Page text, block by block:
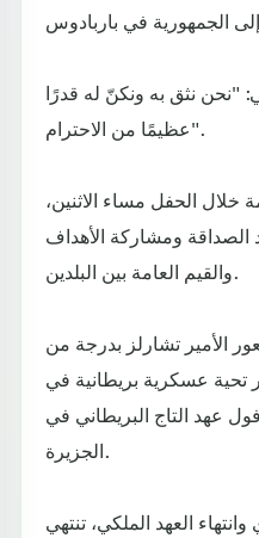
نثق به ونكنّ له قدرًا
عظيمًا من الاحترام".
خلال الحفل مساء الاثنين،
ومشاركة الأهداف
والقيم العامة بين البلدين.
الأمير تشارلز بدرجة من
تحية عسكرية بريطانية في
عهد التاج البريطاني في
الجزيرة.
العهد الملكي، تنتهي